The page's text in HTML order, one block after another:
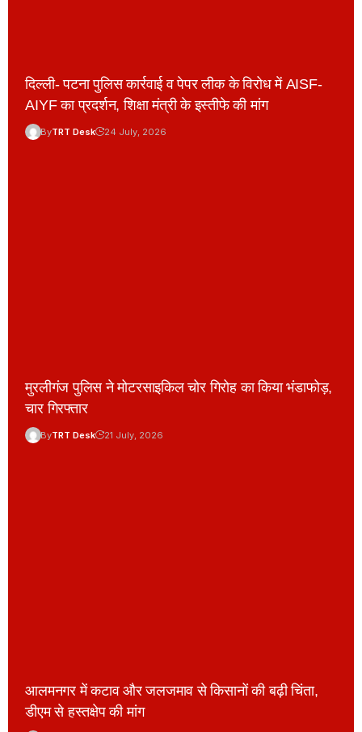
दिल्ली- पटना पुलिस कार्रवाई व पेपर लीक के विरोध में AISF-
AIYF का प्रदर्शन, शिक्षा मंत्री के इस्तीफे की मांग
ByTRT Desk 24 July, 2026
मुरलीगंज पुलिस ने मोटरसाइकिल चोर गिरोह का किया भंडाफोड़,
चार गिरफ्तार
ByTRT Desk 21 July, 2026
आलमनगर में कटाव और जलजमाव से किसानों की बढ़ी चिंता,
डीएम से हस्तक्षेप की मांग